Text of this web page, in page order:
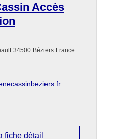
Accès
34500 Béziers France
fiche détail